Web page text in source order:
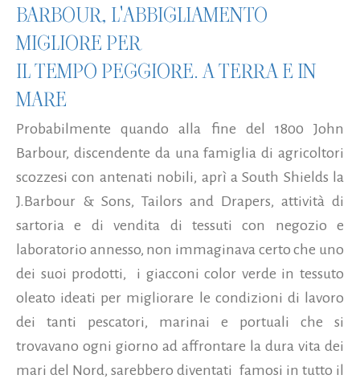
BARBOUR, L'ABBIGLIAMENTO
MIGLIORE PER
IL TEMPO PEGGIORE. A TERRA E IN
MARE
Probabilmente quando alla fine del 1800 John
Barbour, discendente da una famiglia di agricoltori
scozzesi con antenati nobili, aprì a South Shields la
J.Barbour & Sons, Tailors and Drapers, attività di
sartoria e di vendita di tessuti con negozio e
laboratorio annesso, non immaginava certo che uno
dei suoi prodotti, i giacconi color verde in tessuto
oleato ideati per migliorare le condizioni di lavoro
dei tanti pescatori, marinai e portuali che si
trovavano ogni giorno ad affrontare la dura vita dei
mari del Nord, sarebbero diventati famosi in tutto il